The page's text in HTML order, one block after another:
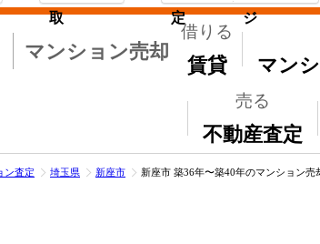
マンション売却
借りる
賃貸 マン
売る
不動産査定
取 定 ジ
ン査定 埼玉県 新座市 新座市 築36年〜築40年のマンション売